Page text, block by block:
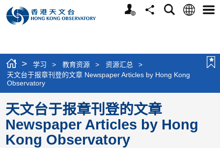
个
分
搜
语
选
> 学习 > 教育资源 > 资源汇总
>
天文台于报章刊登的文章 Newspaper Articles by Hong Kong
Observatory
天文台于报章刊登的文章
Newspaper Articles by Hong
Kong Observatory